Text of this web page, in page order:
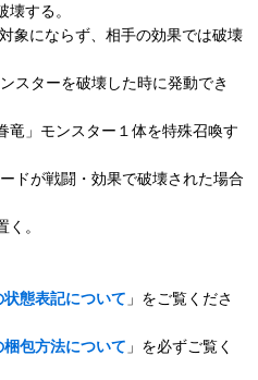
する。
象にならず、相手の効果では破壊
スターを破壊した時に発動でき
竜」モンスター１体を特殊召喚す
ドが戦闘・効果で破壊された場合
。
状態表記について 」をご覧くださ
梱包方法について 」を必ずご覧く